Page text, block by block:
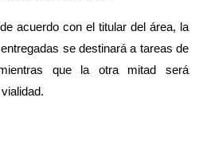
acuerdo con el titular del área, la
se destinará a tareas de
que la otra mitad será